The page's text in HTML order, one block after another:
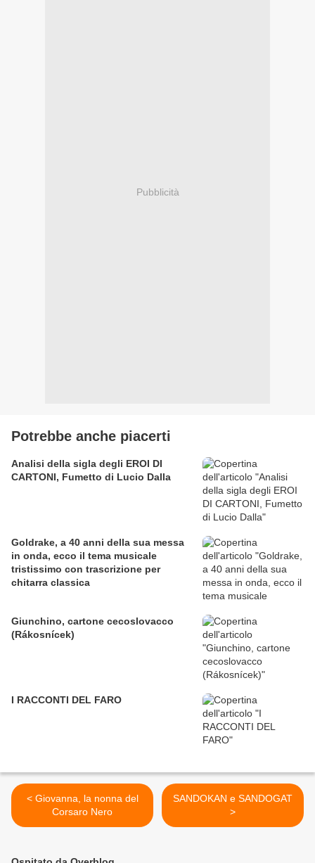
Pubblicità
Potrebbe anche piacerti
Analisi della sigla degli EROI DI
CARTONI, Fumetto di Lucio Dalla
Goldrake, a 40 anni della sua messa
in onda, ecco il tema musicale
tristissimo con trascrizione per
chitarra classica
Giunchino, cartone cecoslovacco
(Rákosnícek)
I RACCONTI DEL FARO
< Giovanna, la nonna del
Corsaro Nero
SANDOKAN e SANDOGAT
>